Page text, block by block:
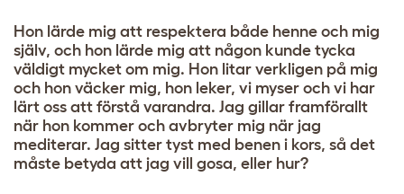
Hon lärde mig att respektera både henne och mig
själv, och hon lärde mig att någon kunde tycka
väldigt mycket om mig. Hon litar verkligen på mig
och hon väcker mig, hon leker, vi myser och vi har
lärt oss att förstå varandra. Jag gillar framförallt
när hon kommer och avbryter mig när jag
mediterar. Jag sitter tyst med benen i kors, så det
måste betyda att jag vill gosa, eller hur?